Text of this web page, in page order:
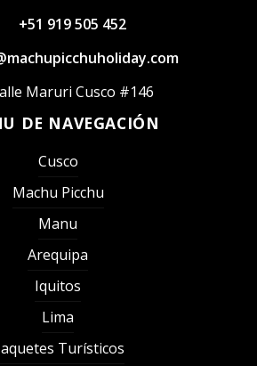
+51 919 505 452
Maruri Cusco #146
DE NAVEGACIÓN
Cusco
Machu Picchu
Manu
Arequipa
Iquitos
Lima
Turísticos